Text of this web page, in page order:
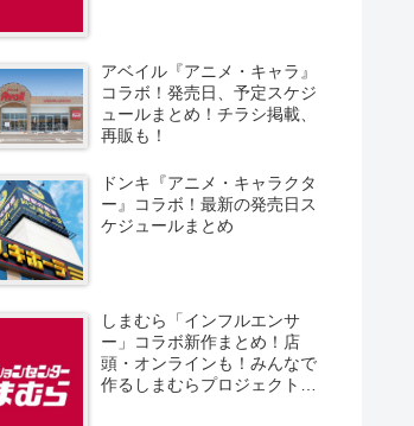
アベイル『アニメ・キャラ』
コラボ！発売日、予定スケジ
ュールまとめ！チラシ掲載、
再販も！
ドンキ『アニメ・キャラクタ
ー』コラボ！最新の発売日ス
ケジュールまとめ
しまむら「インフルエンサ
ー」コラボ新作まとめ！店
頭・オンラインも！みんなで
作るしまむらプロジェクト！